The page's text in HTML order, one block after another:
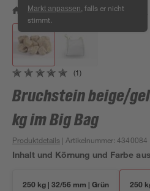
Markt anpassen , falls er nicht
stimmt.
/ Garten & Freizeit / Gartenbau
(1)
Bruchstein beige/
kg im Big Bag
Produktdetails | Artikelnummer:4340084
Inhalt und Körnung und Farbe
250 kg | 32/56 mm | Grün 250